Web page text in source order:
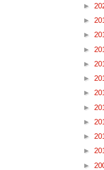
►
►
►
►
►
►
►
►
►
►
►
►